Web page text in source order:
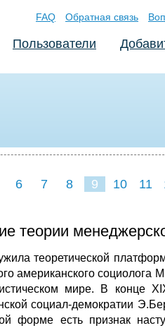
FAQ Обратная связь
Пользователи
6 7 8 9 10 11
теории
те­оретической
американского социолога
мире. В конце
социал-демократии
форме есть при­знак